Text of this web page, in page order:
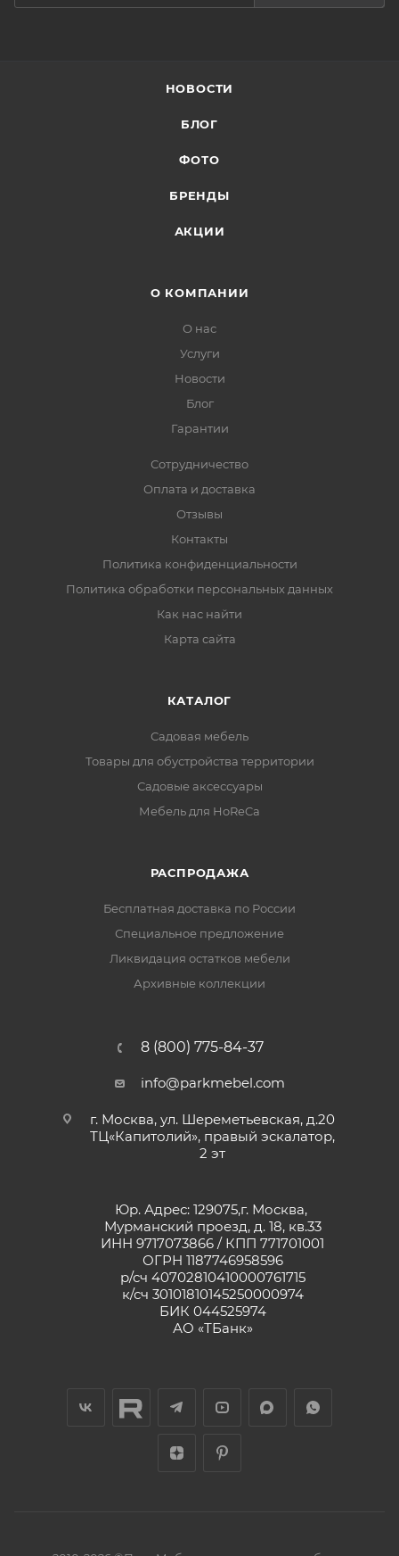
НОВОСТИ
БЛОГ
ФОТО
БРЕНДЫ
АКЦИИ
О КОМПАНИИ
О нас
Услуги
Новости
Блог
Гарантии
Сотрудничество
Оплата и доставка
Отзывы
Контакты
Политика конфиденциальности
Политика обработки персональных данных
Как нас найти
Карта сайта
КАТАЛОГ
Садовая мебель
Товары для обустройства территории
Садовые аксессуары
Мебель для HoReCa
РАСПРОДАЖА
Бесплатная доставка по России
Специальное предложение
Ликвидация остатков мебели
Архивные коллекции
8 (800) 775-84-37
info@parkmebel.com
г. Москва, ул. Шереметьевская, д.20
ТЦ«Капитолий», правый эскалатор,
2 эт
Юр. Адрес: 129075,г. Москва,
Мурманский проезд, д. 18, кв.33
ИНН 9717073866 / КПП 771701001
ОГРН 1187746958596
р/сч 40702810410000761715
к/сч 30101810145250000974
БИК 044525974
АО «ТБанк»